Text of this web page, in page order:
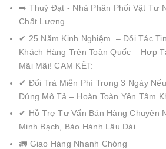
➡️ Thuý Đạt - Nhà Phân Phối Vật Tư
Chất Lượng
✔ 25 Năm Kinh Nghiệm – Đối Tác
Khách Hàng Trên Toàn Quốc – Hợp
Mãi Mãi! CAM KẾT:
✔ Đổi Trả Miễn Phí Trong 3 Ngày
Đúng Mô Tả – Hoàn Toàn Yên Tâm
✔ Hỗ Trợ Tư Vấn Bán Hàng Chuyên
Minh Bạch, Bảo Hành Lâu Dài
🚛 Giao Hàng Nhanh Chóng